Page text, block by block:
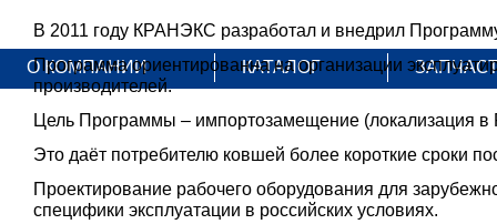
О КОМПАНИИ КАТАЛОГ
В 2011 году КРАНЭКС разработал и внедрил
Программа ориентированна на организации
производителей.
Цель Программы – импортозамещение (локализация в
Это даёт потребителю ковшей более короткие сроки
Проектирование рабочего оборудования для
специфики эксплуатации в российских условиях.